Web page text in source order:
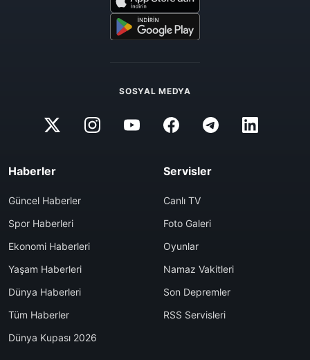
SOSYAL MEDYA
Haberler
Güncel Haberler
Spor Haberleri
Ekonomi Haberleri
Yaşam Haberleri
Dünya Haberleri
Tüm Haberler
Dünya Kupası 2026
Servisler
Canlı TV
Foto Galeri
Oyunlar
Namaz Vakitleri
Son Depremler
RSS Servisleri